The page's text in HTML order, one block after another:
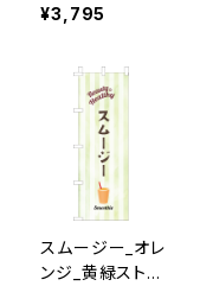
¥3,795
スムージー_オレ
ンジ_黄緑ストラ